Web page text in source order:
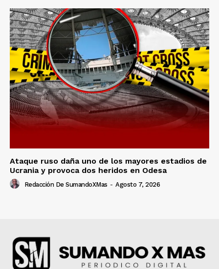
Ataque ruso daña uno de los mayores estadios de
Ucrania y provoca dos heridos en Odesa
Redacción De SumandoXMas - Agosto 7, 2026